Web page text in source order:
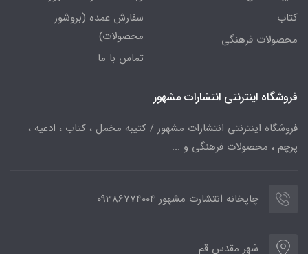
کتاب
محصولات فرهنگی
سفارش عمده (بروشور
محصولات)
تماس با ما
فروشگاه اینترنتی انتشارات مشهور
فروشگاه اینترنتی انتشارات مشهور / کتیبه مخمل ، کتاب ، ادعیه ،
پرچم ، محصولات فرهنگی و ...
چاپخانه انتشارت مشهور 09386774004
شهر مقدس قم